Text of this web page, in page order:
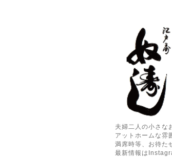
夫婦二人の小さな
アットホームな雰
満席時等、お待た
最新情報は